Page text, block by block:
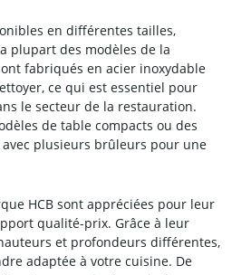
en différentes tailles,
plupart des modèles de la
fabriqués en acier inoxydable
ce qui est essentiel pour
le secteur de la restauration.
de table compacts ou des
plusieurs brûleurs pour une
HCB sont appréciées pour leur
qualité-prix. Grâce à leur
et profondeurs différentes,
adaptée à votre cuisine. De